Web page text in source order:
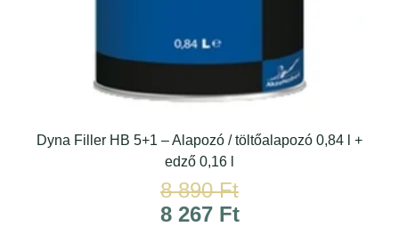
Dyna Filler HB 5+1 – Alapozó / töltőalapozó 0,84 l +
edző 0,16 l
8 890Ft
8 267 Ft